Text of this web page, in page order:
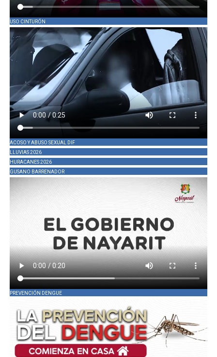
USO CINTURÓN
ACOSO Y ABUSO SEXUAL DIF
LLUVIAS 2026
HURACANES 2026
GUSANO BARRENADOR
PREVENCIÓN DENGUE